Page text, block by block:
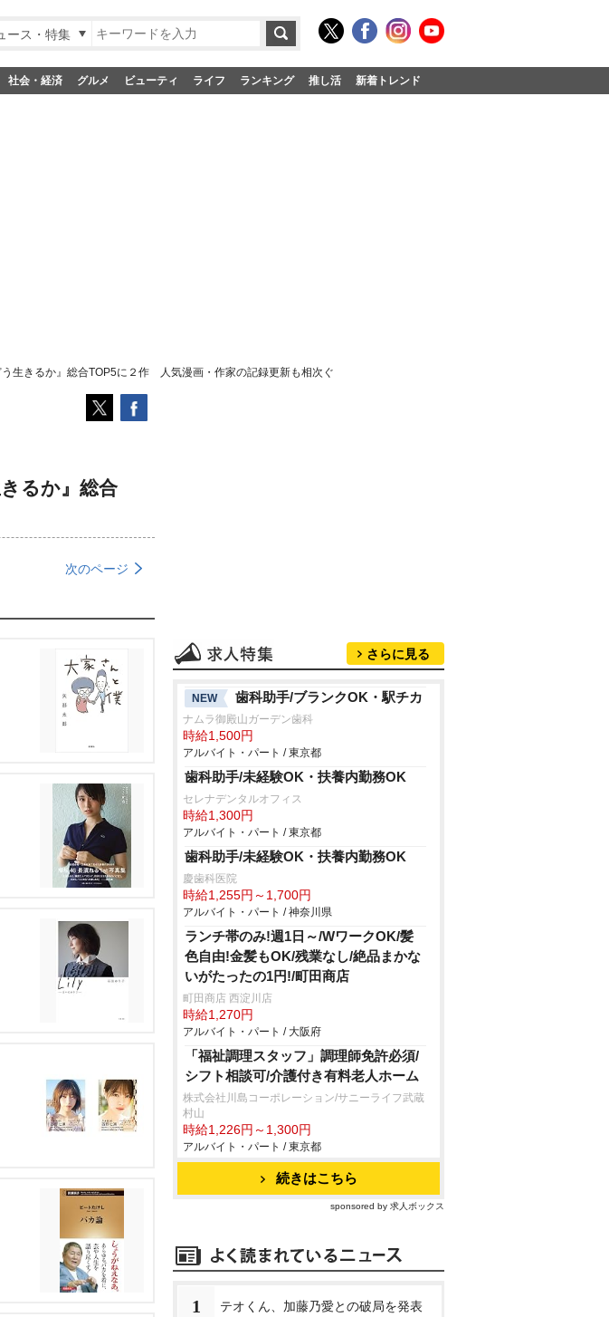
ース・特集
社会・経済 グルメ ビューティ ライフ ランキング 推し活 新着トレンド
う生きるか』総合TOP5に２作 人気漫画・作家の記録更新も相次ぐ
るか』総合
次のページ
さらに見る
NEW 歯科助手/ブランクOK・駅チカ
ナムラ御殿山ガーデン歯科
時給1,500円
アルバイト・パート / 東京都
歯科助手/未経験OK・扶養内勤務OK
セレナデンタルオフィス
時給1,300円
アルバイト・パート / 東京都
歯科助手/未経験OK・扶養内勤務OK
慶歯科医院
時給1,255円～1,700円
アルバイト・パート / 神奈川県
ランチ帯のみ!週1日～/WワークOK/髪
色自由!金髪もOK/残業なし/絶品まかな
いがたったの1円!/町田商店
町田商店 西淀川店
時給1,270円
アルバイト・パート / 大阪府
「福祉調理スタッフ」調理師免許必須/
シフト相談可/介護付き有料老人ホーム
株式会社川島コーポレーション/サニーライフ武蔵
村山
時給1,226円～1,300円
アルバイト・パート / 東京都
続きはこちら
sponsored by 求人ボックス
1 テオくん、加藤乃愛との破局を発表